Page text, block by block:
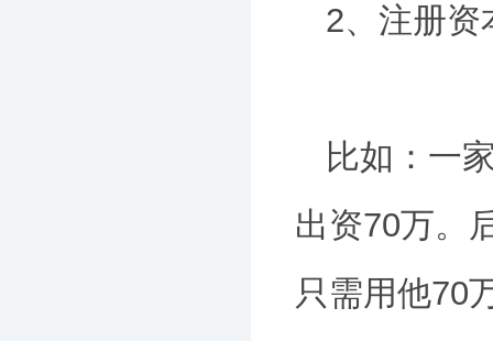
2、注册资
比如：一
出资70万。
只需用他70